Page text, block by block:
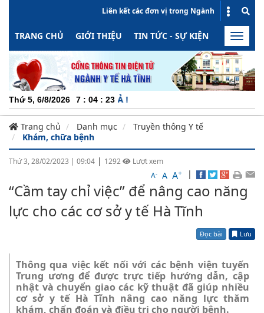
Liên kết các đơn vị trong Ngành
TRANG CHỦ GIỚI THIỆU TIN TỨC - SỰ KIỆN HOẠT
Toggle
Thứ 5, 6/8/2026 7 : 04 : 24
Trang chủ Danh mục
Truyền thông Y tế
Khám, chữa bệnh
Thứ 3, 28/02/2023 | 09:04 | 1292
Lượt xem
A- A A+ |
“Cầm tay chỉ việc” để nâng cao năng
lực cho các cơ sở y tế Hà Tĩnh
Đọc bài Lưu
Thông qua việc kết nối với các bệnh viện tuyến
Trung ương để được trực tiếp hướng dẫn, cập
nhật và chuyển giao các kỹ thuật đã giúp nhiều
cơ sở y tế Hà Tĩnh nâng cao năng lực thăm
khám, chẩn đoán và điều trị cho người bệnh.